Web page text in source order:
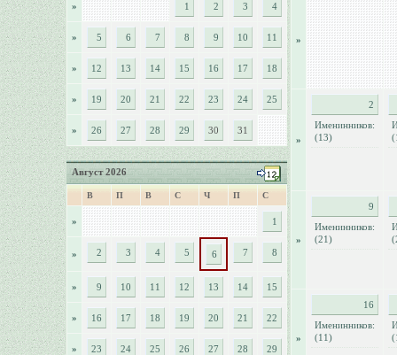
» 1 2 3 4
» 5 6 7 8 9 10 11
» 12 13 14 15 16 17 18
» 19 20 21 22 23 24 25
» 26 27 28 29 30 31
Август 2026
В П В С Ч П С
» 1
» 2 3 4 5 6 7 8
» 9 10 11 12 13 14 15
» 16 17 18 19 20 21 22
» 23 24 25 26 27 28 29
»
»
2
Именинников:
(13)
»
9
Именинников:
(21)
»
16
Именинников:
(11)